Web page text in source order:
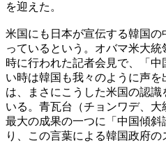
を迎えた。
米国にも日本が宣伝する韓国の
っているという。オバマ米大
時に行われた記者会見で、「
い時は韓国も我々のように声
は、まさにこうした米国の認
いる。青瓦台（チョンワデ、
最大の成果の一つに「中国傾
り、この言葉による韓国政府の